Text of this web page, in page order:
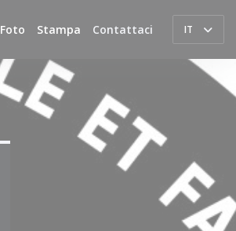
Foto Stampa Contattaci IT